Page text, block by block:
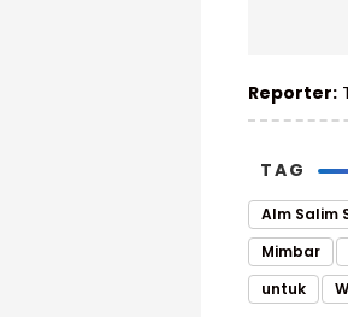
Reporter:
TAG
Alm Salim
Mimbar
untuk